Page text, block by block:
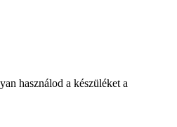
használod a készüléket a